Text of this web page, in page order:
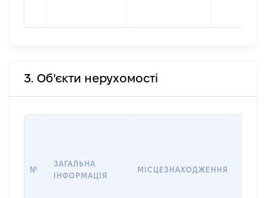
3. Об'єкти нерухомості
№
ЗАГАЛЬНА
ІНФОРМАЦІЯ
МІСЦЕЗНАХОДЖЕННЯ